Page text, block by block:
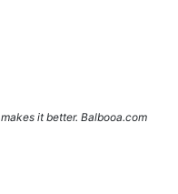
makes it better. Balbooa.com